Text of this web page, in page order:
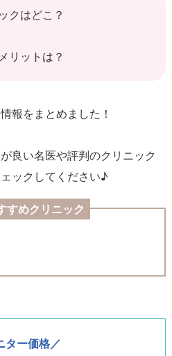
クはどこ？
リットは？
報をまとめました！
良い名医や評判のクリニック
ックしてください♪
すめクリニック
ター価格／